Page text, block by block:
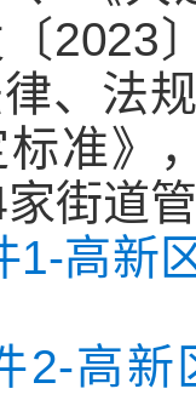
2023
、法
准》
街道
1-高新
2-高新